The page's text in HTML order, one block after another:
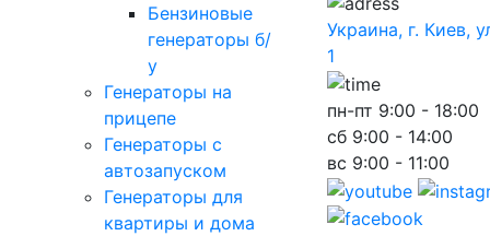
Бензиновые
генераторы б/
у
Генераторы на
прицепе
Генераторы с
автозапуском
Генераторы для
квартиры и дома
Украина, г. Киев,
1
пн-пт 9:00 - 18:00
сб 9:00 - 14:00
вс 9:00 - 11:00